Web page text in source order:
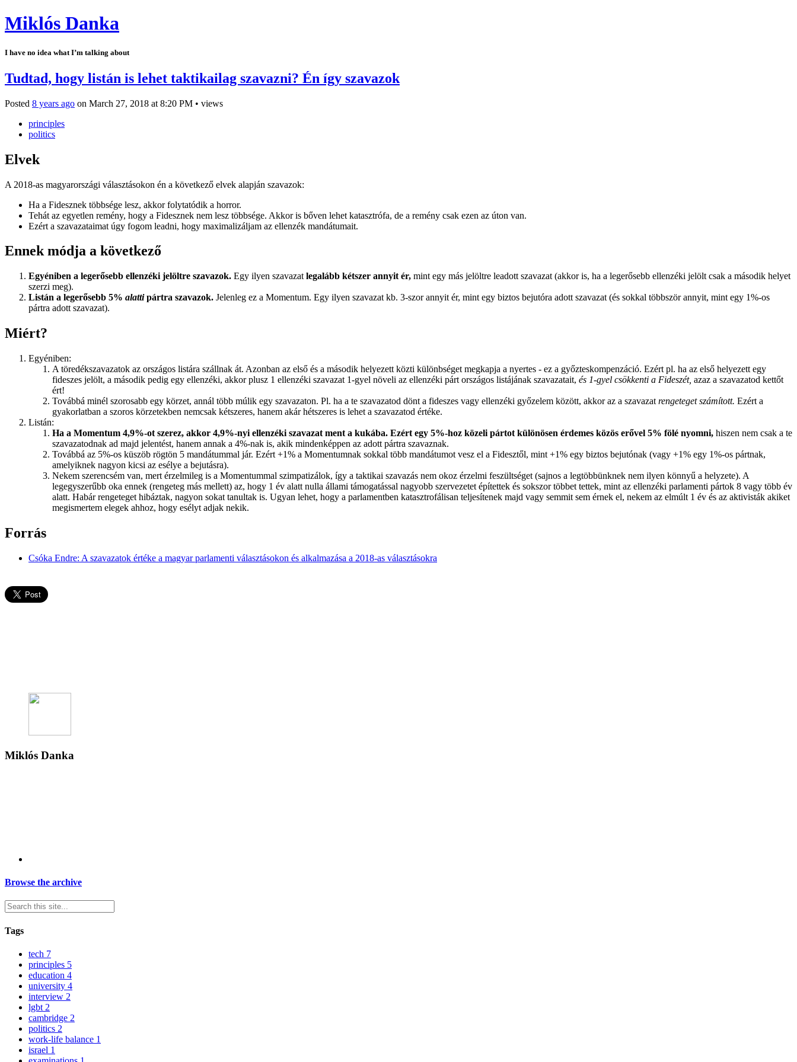
Miklós Danka
I have no idea what I’m talking about
Tudtad, hogy listán is lehet taktikailag szavazni? Én így szavazok
Posted 8 years ago on March 27, 2018 at 8:20 PM • views
principles
politics
Elvek
A 2018-as magyarországi választásokon én a következő elvek alapján szavazok:
Ha a Fidesznek többsége lesz, akkor folytatódik a horror.
Tehát az egyetlen remény, hogy a Fidesznek nem lesz többsége. Akkor is bőven lehet katasztrófa, de a remény csak ezen az úton van.
Ezért a szavazataimat úgy fogom leadni, hogy maximalizáljam az ellenzék mandátumait.
Ennek módja a következő
Egyéniben a legerősebb ellenzéki jelöltre szavazok. Egy ilyen szavazat legalább kétszer annyit ér, mint egy más jelöltre leadott szavazat (akkor is, ha a legerősebb ellenzéki jelölt csak a második helyet
szerzi meg).
Listán a legerősebb 5% alattipártra szavazok. Jelenleg ez a Momentum. Egy ilyen szavazat kb. 3-szor annyit ér, mint egy biztos bejutóra adott szavazat (és sokkal többször annyit, mint egy 1%-os
pártra adott szavazat).
Miért?
Egyéniben:
A töredékszavazatok az országos listára szállnak át. Azonban az első és a második helyezett közti különbséget megkapja a nyertes - ez a győzteskompenzáció. Ezért pl. ha az első helyezett egy
fideszes jelölt, a második pedig egy ellenzéki, akkor plusz 1 ellenzéki szavazat 1-gyel növeli az ellenzéki párt országos listájának szavazatait, és 1-gyel csökkenti a Fideszét, azaz a szavazatod kettőt
ért!
Továbbá minél szorosabb egy körzet, annál több múlik egy szavazaton. Pl. ha a te szavazatod dönt a fideszes vagy ellenzéki győzelem között, akkor az a szavazat rengeteget számított. Ezért a
gyakorlatban a szoros körzetekben nemcsak kétszeres, hanem akár hétszeres is lehet a szavazatod értéke.
Listán:
Ha a Momentum 4,9%-ot szerez, akkor 4,9%-nyi ellenzéki szavazat ment a kukába. Ezért egy 5%-hoz közeli pártot különösen érdemes közös erővel 5% fölé nyomni, hiszen nem csak a te
szavazatodnak ad majd jelentést, hanem annak a 4%-nak is, akik mindenképpen az adott pártra szavaznak.
Továbbá az 5%-os küszöb rögtön 5 mandátummal jár. Ezért +1% a Momentumnak sokkal több mandátumot vesz el a Fidesztől, mint +1% egy biztos bejutónak (vagy +1% egy 1%-os pártnak,
amelyiknek nagyon kicsi az esélye a bejutásra).
Nekem szerencsém van, mert érzelmileg is a Momentummal szimpatizálok, így a taktikai szavazás nem okoz érzelmi feszültséget (sajnos a legtöbbünknek nem ilyen könnyű a helyzete). A
legegyszerűbb oka ennek (rengeteg más mellett) az, hogy 1 év alatt nulla állami támogatással nagyobb szervezetet építettek és sokszor többet tettek, mint az ellenzéki parlamenti pártok 8 vagy több év
alatt. Habár rengeteget hibáztak, nagyon sokat tanultak is. Ugyan lehet, hogy a parlamentben katasztrofálisan teljesítenek majd vagy semmit sem érnek el, nekem az elmúlt 1 év és az aktivisták akiket
megismertem elegek ahhoz, hogy esélyt adjak nekik.
Forrás
Csóka Endre: A szavazatok értéke a magyar parlamenti választásokon és alkalmazása a 2018-as választásokra
Miklós Danka
Browse the archive
Tags
tech 7
principles 5
education 4
university 4
interview 2
lgbt 2
cambridge 2
politics 2
work-life balance 1
israel 1